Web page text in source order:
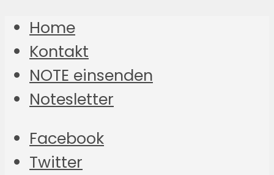
Home
Kontakt
NOTE einsenden
Notesletter
Facebook
Twitter